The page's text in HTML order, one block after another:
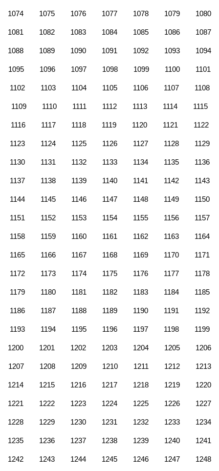
1074 1075 1076 1077 1078 1079 1080
1081 1082 1083 1084 1085 1086 1087
1088 1089 1090 1091 1092 1093 1094
1095 1096 1097 1098 1099 1100 1101
1102 1103 1104 1105 1106 1107 1108
1109 1110 1111 1112 1113 1114 1115
1116 1117 1118 1119 1120 1121 1122
1123 1124 1125 1126 1127 1128 1129
1130 1131 1132 1133 1134 1135 1136
1137 1138 1139 1140 1141 1142 1143
1144 1145 1146 1147 1148 1149 1150
1151 1152 1153 1154 1155 1156 1157
1158 1159 1160 1161 1162 1163 1164
1165 1166 1167 1168 1169 1170 1171
1172 1173 1174 1175 1176 1177 1178
1179 1180 1181 1182 1183 1184 1185
1186 1187 1188 1189 1190 1191 1192
1193 1194 1195 1196 1197 1198 1199
1200 1201 1202 1203 1204 1205 1206
1207 1208 1209 1210 1211 1212 1213
1214 1215 1216 1217 1218 1219 1220
1221 1222 1223 1224 1225 1226 1227
1228 1229 1230 1231 1232 1233 1234
1235 1236 1237 1238 1239 1240 1241
1242 1243 1244 1245 1246 1247 1248